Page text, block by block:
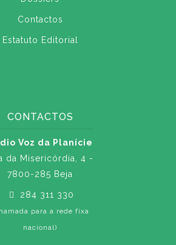
Contactos
Estatuto Editorial
CONTACTOS
Voz da Planície
da Misericórdia, 4 -
7800-285 Beja
284 311 330
para a rede fixa
nacional)